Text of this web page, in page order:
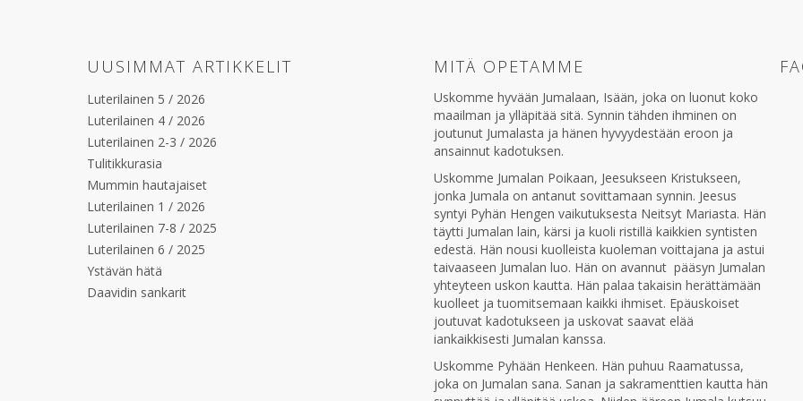
UUSIMMAT ARTIKKELIT
Luterilainen 5 / 2026
Luterilainen 4 / 2026
Luterilainen 2-3 / 2026
Tulitikkurasia
Mummin hautajaiset
Luterilainen 1 / 2026
Luterilainen 7-8 / 2025
Luterilainen 6 / 2025
Ystävän hätä
Daavidin sankarit
MITÄ OPETAMME
Uskomme hyvään Jumalaan, Isään, joka on luonut koko
maailman ja ylläpitää sitä. Synnin tähden ihminen on
joutunut Jumalasta ja hänen hyvyydestään eroon ja
ansainnut kadotuksen.
Uskomme Jumalan Poikaan, Jeesukseen Kristukseen,
jonka Jumala on antanut sovittamaan synnin. Jeesus
syntyi Pyhän Hengen vaikutuksesta Neitsyt Mariasta. Hän
täytti Jumalan lain, kärsi ja kuoli ristillä kaikkien syntisten
edestä. Hän nousi kuolleista kuoleman voittajana ja astui
taivaaseen Jumalan luo. Hän on avannut pääsyn Jumalan
yhteyteen uskon kautta. Hän palaa takaisin herättämään
kuolleet ja tuomitsemaan kaikki ihmiset. Epäuskoiset
joutuvat kadotukseen ja uskovat saavat elää
iankaikkisesti Jumalan kanssa.
Uskomme Pyhään Henkeen. Hän puhuu Raamatussa,
joka on Jumalan sana. Sanan ja sakramenttien kautta hän